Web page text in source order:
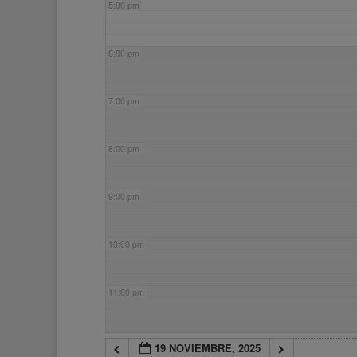
5:00 pm
6:00 pm
7:00 pm
8:00 pm
9:00 pm
10:00 pm
11:00 pm
19 NOVIEMBRE, 2025